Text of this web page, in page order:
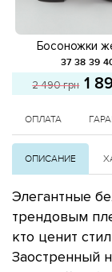
Босоножки
замшевые
37 38 39
2 490 грн 1
ОПЛАТА
ОПИСАНИЕ
Элегантные
трендовым
кто ценит
Заостренный